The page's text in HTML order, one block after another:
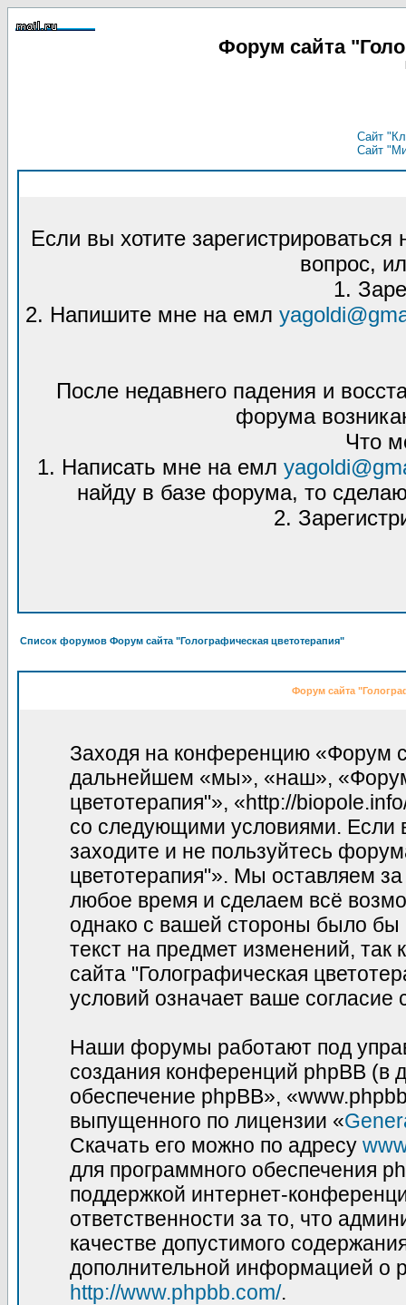
Форум сайта
Сайт
Сайт
Если вы хотите
вопрос,
1.
2. Напишите мне на емл
После недавнего падения и
форума
Что
1. Написать мне на емл
найду в базе форума, то
2.
Список форумов Форум сайта "Голографическая цветотерапия"
Форум сайта
Заходя на конференцию «Форум
дальнейшем «мы», «наш»,
цветотерапия"», «http://
со следующими условиями. Если
заходите и не пользуйтесь
цветотерапия"». Мы оставляем
любое время и сделаем всё
однако с вашей стороны было бы
текст на предмет изменений,
сайта "Голографическая
условий означает ваше согласие
Наши форумы работают под
создания конференций phpBB
обеспечение phpBB»,
выпущенного по лицензии «
Скачать его можно по адресу
для программного обеспечения
поддержкой интернет-
ответственности за то, что
качестве допустимого
дополнительной информацией о
http://www.phpbb.com/.